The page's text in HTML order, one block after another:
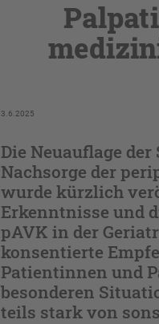
3.6.2025
Die Neuauflage
Nachsorge der
wurde kürzlich
Erkenntnisse und
pAVK in der
konsentierte
Patientinnen und
besonderen
teils stark von